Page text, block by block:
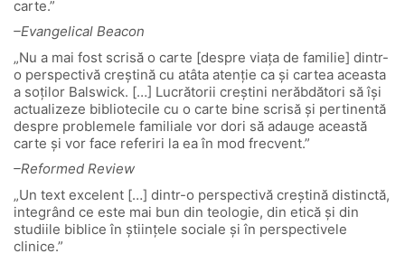
carte.”
–Evangelical Beacon
„Nu a mai fost scrisă o carte [despre viaţa de familie] dintr-
o perspectivă creştină cu atâta atenţie ca şi cartea aceasta
a soţilor Balswick. […] Lucrătorii creştini nerăbdători să îşi
actualizeze bibliotecile cu o carte bine scrisă şi pertinentă
despre problemele familiale vor dori să adauge această
carte şi vor face referiri la ea în mod frecvent.”
–Reformed Review
„Un text excelent […] dintr-o perspectivă creştină distinctă,
integrând ce este mai bun din teologie, din etică şi din
studiile biblice în ştiinţele sociale şi în perspectivele
clinice.”